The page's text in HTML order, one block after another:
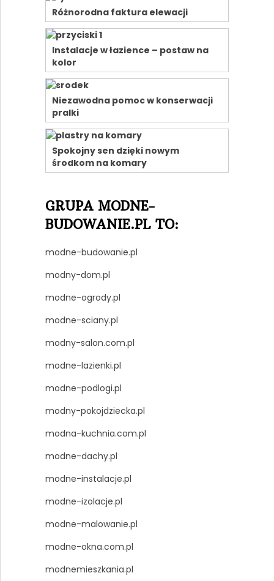
Różnorodna faktura elewacji
Instalacje w łazience – postaw na
kolor
Niezawodna pomoc w konserwacji
pralki
Spokojny sen dzięki nowym
środkom na komary
GRUPA MODNE-
BUDOWANIE.PL TO:
modne-budowanie.pl
modny-dom.pl
modne-ogrody.pl
modne-sciany.pl
modny-salon.com.pl
modne-lazienki.pl
modne-podlogi.pl
modny-pokojdziecka.pl
modna-kuchnia.com.pl
modne-dachy.pl
modne-instalacje.pl
modne-izolacje.pl
modne-malowanie.pl
modne-okna.com.pl
modnemieszkania.pl